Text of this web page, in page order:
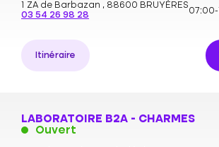
1 ZA de Barbazan , 88600 BRUYÈRES
03 54 26 98 28
07:00-
Itinéraire
LABORATOIRE B2A - CHARMES
Ouvert